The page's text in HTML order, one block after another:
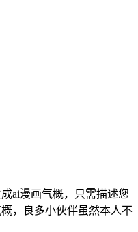
ai漫画气概，只需描述您
，良多小伙伴虽然本人不